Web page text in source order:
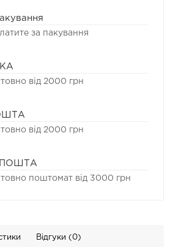
за пакування
від 2000 грн
від 2000 грн
поштомат від 3000 грн
Відгуки (0)